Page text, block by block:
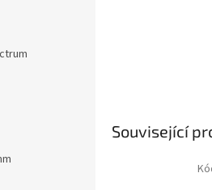
Související